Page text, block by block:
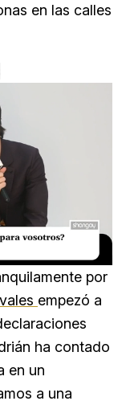
en las calles
por
empezó a
ha contado
en un
a una